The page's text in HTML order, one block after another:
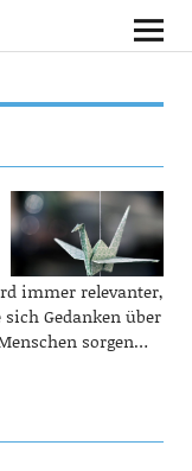
immer relevanter,
Gedanken über
sorgen…